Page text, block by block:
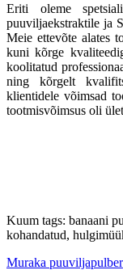
Eriti oleme
puuviljaekstraktile ja
Meie ettevõte alates
kuni kõrge
koolitatud
ning kõrgelt
klientidele võimsad
tootmisvõimsus oli
Kuum tags: banaani
kohandatud,
Muraka puuviljapulber